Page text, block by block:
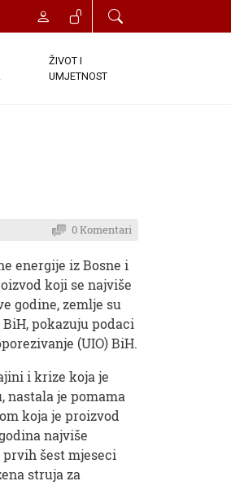
ŽIVOT I
UMJETNOST
0 Komentari
energije iz Bosne i
koji se najviše
godine, zemlje su
pokazuju podaci
(UIO) BiH.
i krize koja je
nastala je pomama
koja je proizvod
najviše
šest mjeseci
struja za